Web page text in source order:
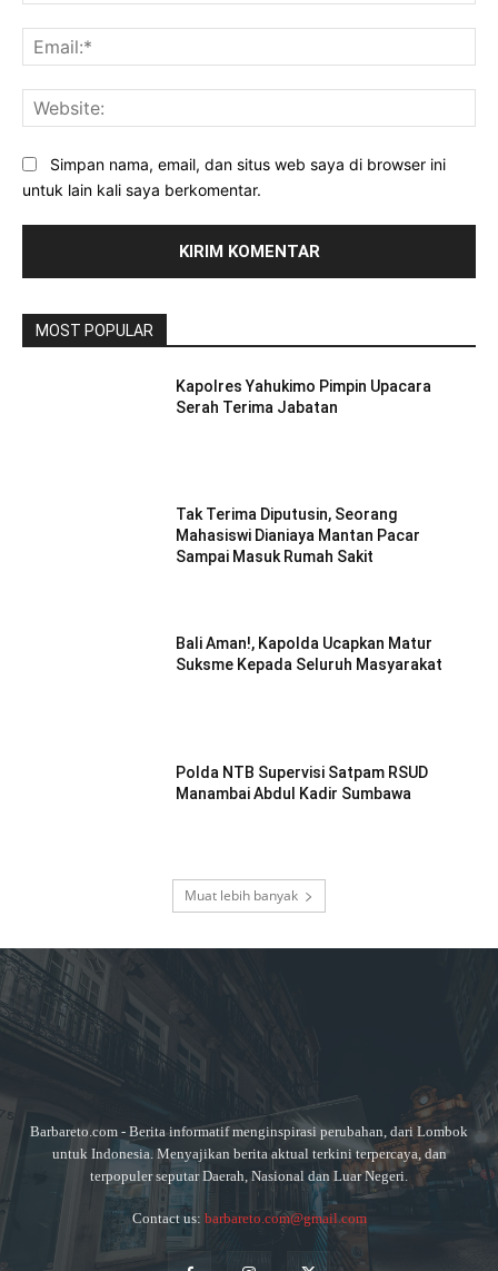
Simpan nama, email, dan situs web saya di browser ini
untuk lain kali saya berkomentar.
MOST POPULAR
Kapolres Yahukimo Pimpin Upacara
Serah Terima Jabatan
Tak Terima Diputusin, Seorang
Mahasiswi Dianiaya Mantan Pacar
Sampai Masuk Rumah Sakit
Bali Aman!, Kapolda Ucapkan Matur
Suksme Kepada Seluruh Masyarakat
Polda NTB Supervisi Satpam RSUD
Manambai Abdul Kadir Sumbawa
Muat lebih banyak
Barbareto.com - Berita informatif menginspirasi perubahan, dari Lombok
untuk Indonesia. Menyajikan berita aktual terkini terpercaya, dan
terpopuler seputar Daerah, Nasional dan Luar Negeri.
Contact us: barbareto.com@gmail.com